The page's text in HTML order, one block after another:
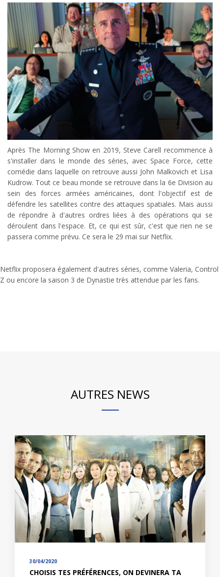
Après The Morning Show en 2019, Steve Carell recommence à
s'installer dans le monde des séries, avec Space Force, cette
comédie dans laquelle on retrouve aussi John Malkovich et Lisa
Kudrow. Tout ce beau monde se retrouve dans la 6e Division au
sein des forces armées américaines, dont l'objectif est de
défendre les satellites contre des attaques spatiales. Mais aussi
de répondre à d'autres ordres liées à des opérations qui se
déroulent dans l'espace. Et, ce qui est sûr, c'est que rien ne se
passera comme prévu. Ce sera le 29 mai sur Netflix.
Netflix proposera également d'autres séries, comme Valeria, Control
Z ou encore la saison 3 de Dynastie très attendue par les fans.
AUTRES NEWS
30/04/2020
CHOISIS TES PRÉFÉRENCES, ON DEVINERA TA